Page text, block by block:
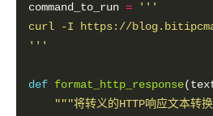
command_to_run =
'''
def format_http_response
"""将转义的HTTP响应文本转